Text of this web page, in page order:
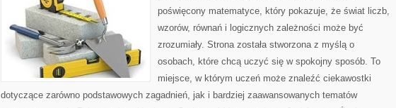
poświęcony matematyce, który pokazuje, że świat liczb,
wzorów, równań i logicznych zależności może być
zrozumiały. Strona została stworzona z myślą o
osobach, które chcą uczyć się w spokojny sposób. To
miejsce, w którym uczeń może znaleźć ciekawostki
dotyczące zarówno podstawowych zagadnień, jak i bardziej zaawansowanych tematów